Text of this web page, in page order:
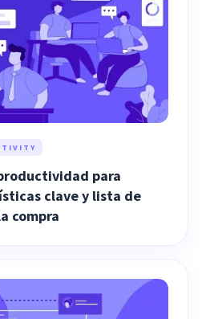
para
clave y lista de
compra